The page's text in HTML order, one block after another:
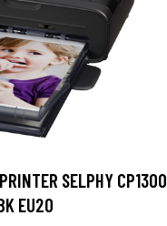
SELPHY CP1300
EU20